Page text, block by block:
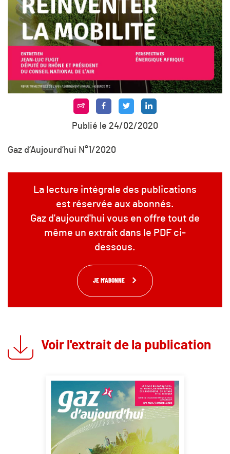
Publié le 24/02/2020
Gaz d’Aujourd’hui N°1/2020
La lecture intégrale des publications
est réservée aux abonnés.
Gaz d'aujourd'hui vous en offre tout de
même un extrait dans le PDF ci-
dessous.
JE M'ABONNE
Voir l'extrait de la publication